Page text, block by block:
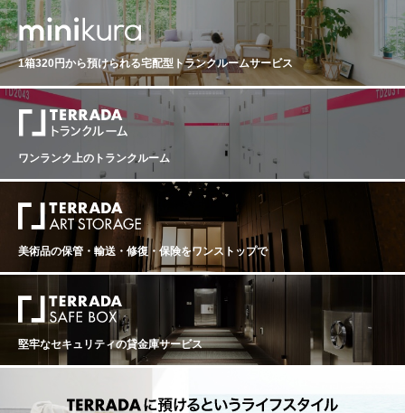
1箱320円から預けられる宅配型トランクルームサービス
ワンランク上のトランクルーム
美術品の保管・輸送・修復・保険をワンストップで
堅牢なセキュリティの貸金庫サービス